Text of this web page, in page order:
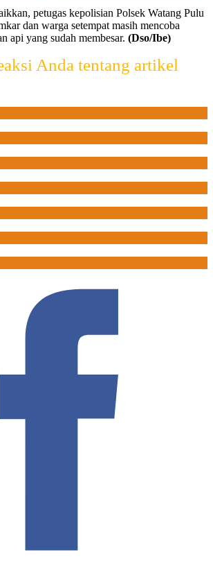
petugas kepolisian Polsek Watang Pulu
dan warga setempat masih mencoba
api yang sudah membesar. (Dso/Ibe)
Anda tentang artikel